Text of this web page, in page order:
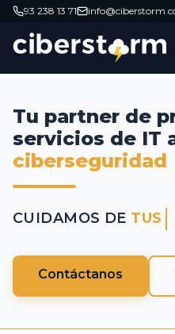
93 238 13 71
Tu partner de
servicios de IT
ciberseguridad
CUIDAMOS DE TUS
Contáctanos